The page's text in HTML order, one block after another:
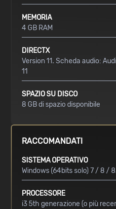
MEMORIA
4 GB RAM
DIRECTX
Version 11. Scheda audio:
11
SPAZIO SU DISCO
8 GB di spazio disponibile
RACCOMANDATI
SISTEMA OPERATIVO
Windows (64bits solo) 7 / 8 /
PROCESSORE
i3 5th generazione (o più